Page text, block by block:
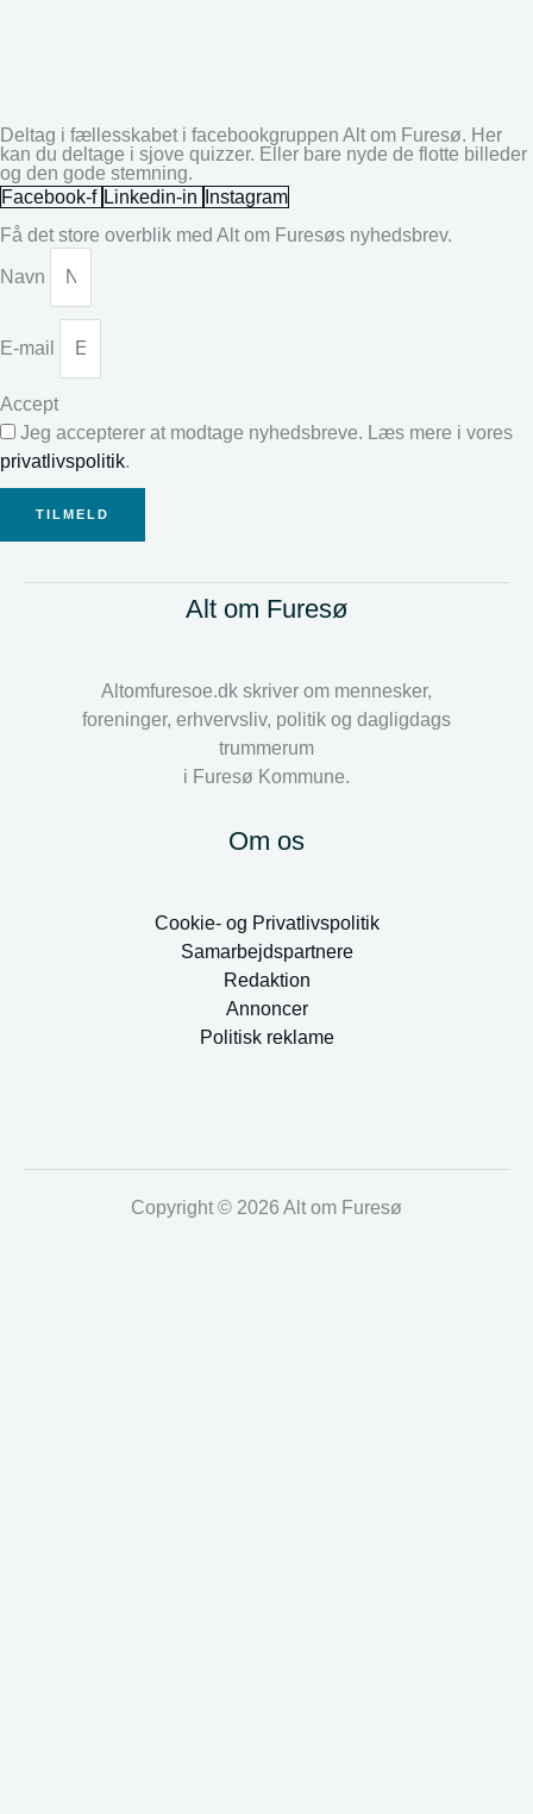
Deltag i fællesskabet i facebookgruppen Alt om Furesø. Her
kan du deltage i sjove quizzer. Eller bare nyde de flotte billeder
og den gode stemning.
Facebook-f Linkedin-in
Instagram
Få det store overblik med Alt om Furesøs nyhedsbrev.
Navn
E-mail
Accept
Jeg accepterer at modtage nyhedsbreve. Læs mere i vores
privatlivspolitik.
TILMELD
Alt om Furesø
Altomfuresoe.dk skriver om mennesker,
foreninger, erhvervsliv, politik og dagligdags
trummerum
i Furesø Kommune.
Om os
Cookie- og Privatlivspolitik
Samarbejdspartnere
Redaktion
Annoncer
Politisk reklame
Copyright © 2026 Alt om Furesø